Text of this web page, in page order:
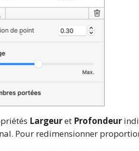
Largeuret Profondeur
Pour redimensionner